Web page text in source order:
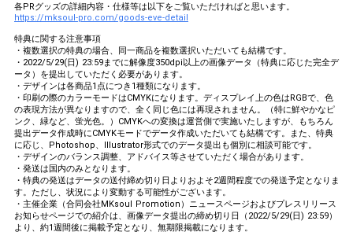
各PRグッズの詳細内容・仕様等は以下をご覧いただければと思います。
https://mksoul-pro.com/goods-eve-detail
特典に関する注意事項
・複数選択の特典の場合、同一商品を複数選択いただいても結構です。
・2022/5/29(日) 23:59までに解像度350dpi以上の画像データ（特典に応じた完全デ
ータ）を提出していただく必要があります。
・デザインは各商品1点につき1種類になります。
・印刷の際のカラーモードはCMYKになります。ディスプレイ上の色はRGBで、色
の表現方法が異なりますので、全く同じ色には再現されません。（特に鮮やかなピ
ンク、緑など、蛍光色。）CMYKへの変換は運営側で実施いたしますが、もちろん
提出データ作成時にCMYKモードでデータ作成いただいても結構です。また、特典
に応じ、Photoshop、Illustrator形式でのデータ提出も個別に相談可能です。
・デザインのバランス調整、アドバイス等させていただく場合があります。
・発送は国内のみとなります。
・特典の発送はデータの送付締め切り日よりおよそ2週間程度での発送予定となりま
す。ただし、状況により変動する可能性がございます。
・主催企業（合同会社MKsoul Promotion）ニュースページおよびプレスリリース
お知らせページでの紹介は、画像データ提出の締め切り日（2022/5/29(日) 23:59）
より、約1週間後に掲載予定となり、無期限掲載になります。